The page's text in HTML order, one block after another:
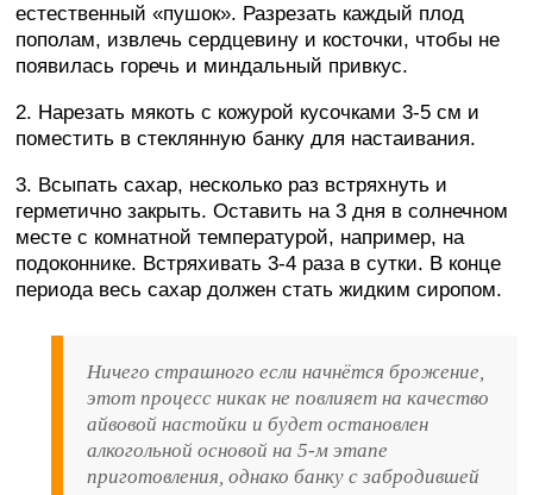
естественный «пушок». Разрезать каждый плод
пополам, извлечь сердцевину и косточки, чтобы не
появилась горечь и миндальный привкус.
2. Нарезать мякоть с кожурой кусочками 3-5 см и
поместить в стеклянную банку для настаивания.
3. Всыпать сахар, несколько раз встряхнуть и
герметично закрыть. Оставить на 3 дня в солнечном
месте с комнатной температурой, например, на
подоконнике. Встряхивать 3-4 раза в сутки. В конце
периода весь сахар должен стать жидким сиропом.
Ничего страшного если начнётся брожение,
этот процесс никак не повлияет на качество
айвовой настойки и будет остановлен
алкогольной основой на 5-м этапе
приготовления, однако банку с забродившей